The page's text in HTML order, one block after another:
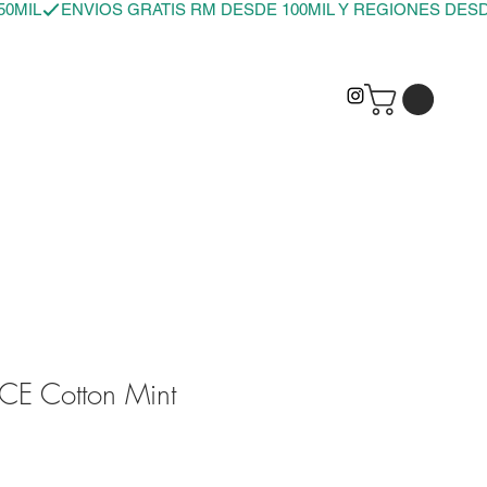
Cotton Mint